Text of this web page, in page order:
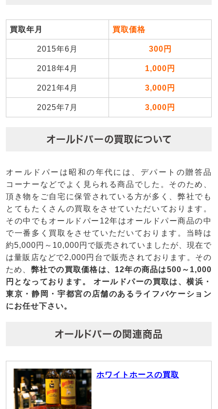
買取年月 買取価格
2015年6月 300円
2018年4月 1,000円
2021年4月 3,000円
2025年7月 3,000円
オールドパーの買取について
オールドパーは昭和の年代には、デパートの贈答品
コーナーなどでよく見られる商品でした。そのため、
頂き物をご自宅に保管されている方が多く、弊社でも
とてもたくさんの買取をさせていただいております。
その中でもオールドパー12年はオールドパー商品の中
で一番多く買取をさせていただいております。当時は
約5,000円～10,000円で販売されていましたが、現在で
は量販店などで2,000円台で販売されております。その
ため、 弊社での買取価格は、12年の商品は500～1,000
円となっております。
オールドパーの買取は、横浜・
東京・静岡・宇都宮の店舗のあるライフバケーション
にお任せ下さい。
オールドパーの関連商品
ホワイトホースの買取